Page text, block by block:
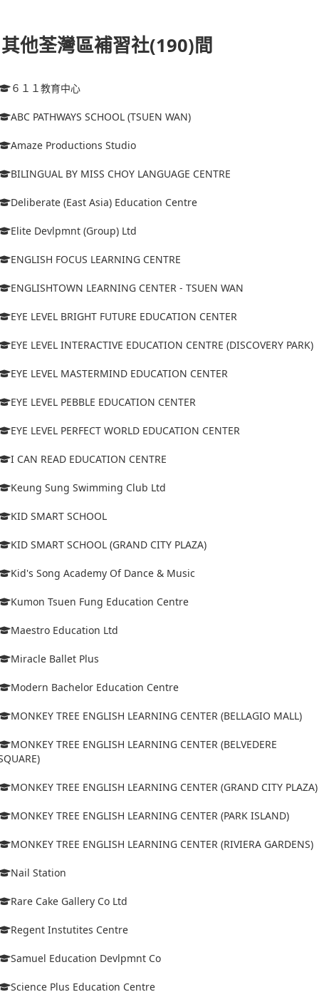
其他荃灣區補習社(190)間
６１１教育中心
ABC PATHWAYS SCHOOL (TSUEN WAN)
Amaze Productions Studio
BILINGUAL BY MISS CHOY LANGUAGE CENTRE
Deliberate (East Asia) Education Centre
Elite Devlpmnt (Group) Ltd
ENGLISH FOCUS LEARNING CENTRE
ENGLISHTOWN LEARNING CENTER - TSUEN WAN
EYE LEVEL BRIGHT FUTURE EDUCATION CENTER
EYE LEVEL INTERACTIVE EDUCATION CENTRE (DISCOVERY PARK)
EYE LEVEL MASTERMIND EDUCATION CENTER
EYE LEVEL PEBBLE EDUCATION CENTER
EYE LEVEL PERFECT WORLD EDUCATION CENTER
I CAN READ EDUCATION CENTRE
Keung Sung Swimming Club Ltd
KID SMART SCHOOL
KID SMART SCHOOL (GRAND CITY PLAZA)
Kid's Song Academy Of Dance & Music
Kumon Tsuen Fung Education Centre
Maestro Education Ltd
Miracle Ballet Plus
Modern Bachelor Education Centre
MONKEY TREE ENGLISH LEARNING CENTER (BELLAGIO MALL)
MONKEY TREE ENGLISH LEARNING CENTER (BELVEDERE
MONKEY TREE ENGLISH LEARNING CENTER (GRAND CITY PLAZA)
MONKEY TREE ENGLISH LEARNING CENTER (PARK ISLAND)
MONKEY TREE ENGLISH LEARNING CENTER (RIVIERA GARDENS)
Nail Station
Rare Cake Gallery Co Ltd
Regent Instutites Centre
Samuel Education Devlpmnt Co
Science Plus Education Centre